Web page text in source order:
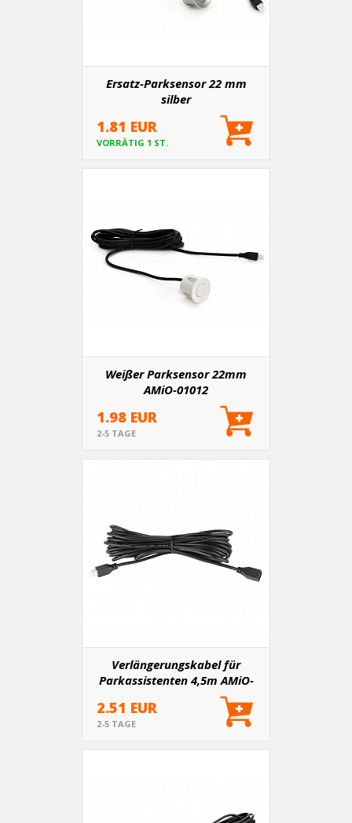
Ersatz-Parksensor 22 mm
silber
1.81 EUR
VORRÄTIG 1 ST.
Weißer Parksensor 22mm
AMiO-01012
1.98 EUR
2-5 TAGE
Verlängerungskabel für
Parkassistenten 4,5m AMiO-
2.51 EUR
2-5 TAGE